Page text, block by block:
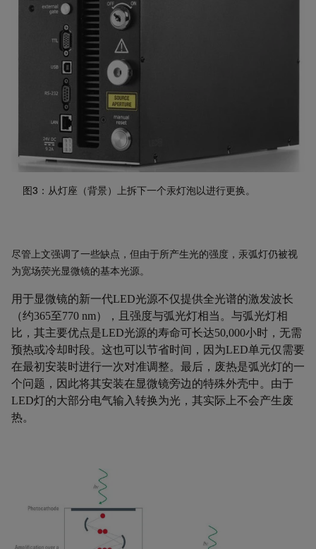
图3：从灯座（背景）上拆下一个汞灯泡以进行更换。
尽管上文强调了一些缺点，但由于所产生光的强度，汞弧灯仍被视
为宽场荧光显微镜的基本光源。
用于显微镜的新一代LED光源不仅提供全光谱的激发波长
（约365至770 nm），且强度与弧光灯相当。与弧光灯相
比，其主要优点是LED光源的寿命可长达50,000小时，无需
预热或冷却时段。这也可以节省时间，因为LED单元仅需要
在最初安装时进行一次对准调整。最后，废热是弧光灯的一
个问题，因此将其安装在显微镜旁边的特殊外壳中。由于
LED灯的大部分电气输入转换为光，其实际上不会产生废
热。